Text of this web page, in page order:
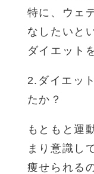
特に、ウェ
なしたいと
ダイエット
2.ダイエッ
たか？
もともと運
まり意識し
痩せられる